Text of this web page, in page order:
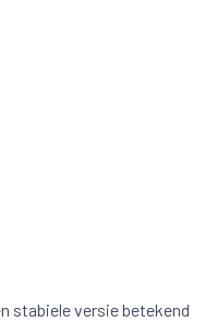
stabiele versie betekend